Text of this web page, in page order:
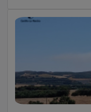
Mohernando
la GU-199